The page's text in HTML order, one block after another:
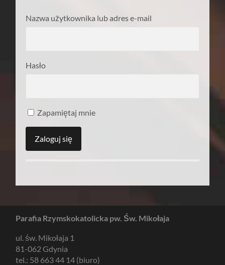
Nazwa użytkownika lub adres e-mail
Hasło
Zapamiętaj mnie
Parafia Rzymskokatolicka pw. Św. Mikołaja
ul. św. Mikołaja 1
81-062 Gdynia
tel.: 58 663 44 14 (biuro)